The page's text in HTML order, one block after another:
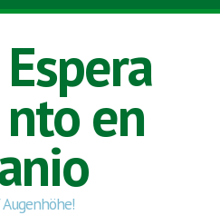
Espera
nto en